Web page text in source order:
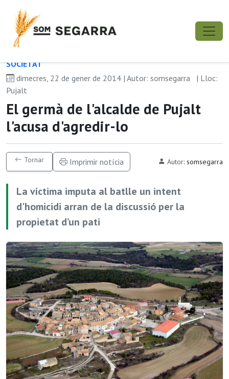
SOCIETAT
dimecres, 22 de gener de 2014 | Autor: somsegarra
| Lloc:
Pujalt
El germà de l'alcalde de Pujalt
l'acusa d'agredir-lo
Tornar Imprimir notícia Autor: somsegarra
La víctima imputa al batlle un intent
d'homicidi arran de la discussió per la
propietat d’un pati